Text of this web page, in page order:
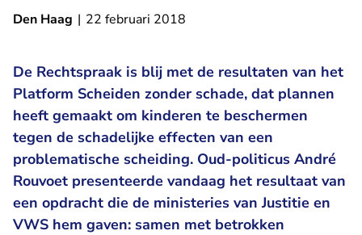
Den Haag | 22 februari 2018
De Rechtspraak is blij met de resultaten van het
Platform Scheiden zonder schade, dat plannen
heeft gemaakt om kinderen te beschermen
tegen de schadelijke effecten van een
problematische scheiding. Oud-politicus André
Rouvoet presenteerde vandaag het resultaat van
een opdracht die de ministeries van Justitie en
VWS hem gaven: samen met betrokken